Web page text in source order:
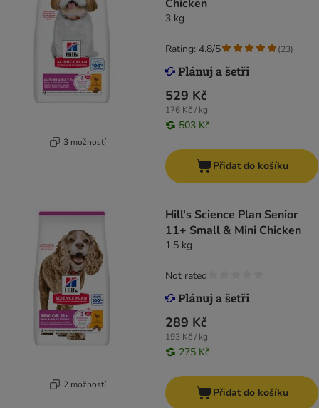
3 možností
Chicken
3 kg
529 Kč
176 Kč / kg
503 Kč
Rating: 4.8/5 (23)
Přidat do košíku
2 možností
Hill's Science Plan Senior
11+ Small & Mini Chicken
1,5 kg
289 Kč
193 Kč / kg
275 Kč
Not rated
Přidat do košíku